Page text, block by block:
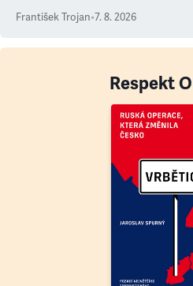
František Trojan•7. 8. 2026
Respekt